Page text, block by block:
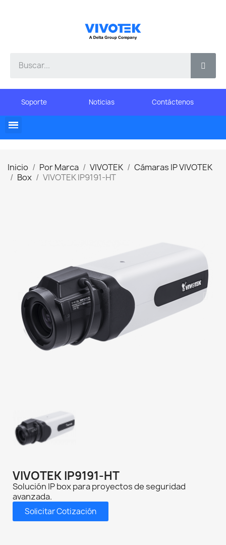
Soporte Noticias Contáctenos
Inicio Por Marca VIVOTEK
Cámaras IP VIVOTEK
Box
VIVOTEK IP9191-HT
VIVOTEK IP9191-HT
Solución IP box para proyectos de seguridad
avanzada.
Solicitar Cotización